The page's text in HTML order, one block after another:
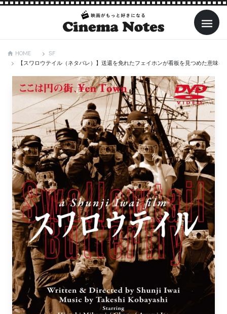
HOME
SF
【スワロウテイル（ネタバレ）】送還を免れたフェイホンが看板を見つめた意味